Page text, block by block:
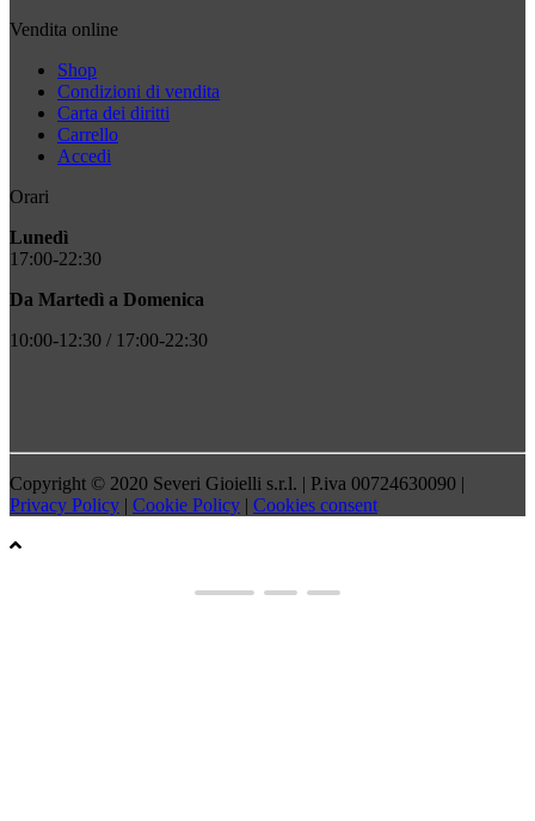
Vendita online
Shop
Condizioni di vendita
Carta dei diritti
Carrello
Accedi
Orari
Lunedì
17:00-22:30
Da Martedì a Domenica
10:00-12:30 / 17:00-22:30
Copyright © 2020 Severi Gioielli s.r.l. | P.iva 00724630090 |
Privacy Policy | Cookie Policy | Cookies consent